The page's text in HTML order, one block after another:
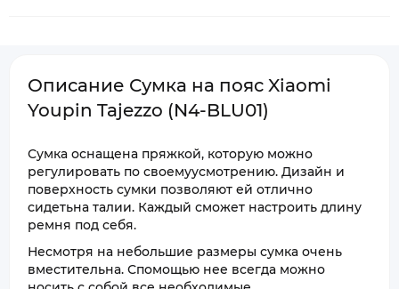
Описание Сумка на пояс Xiaomi
Youpin Tajezzo (N4-BLU01)
Сумка оснащена пряжкой, которую можно
регулировать по своемуусмотрению. Дизайн и
поверхность сумки позволяют ей отлично
сидетьна талии. Каждый сможет настроить длину
ремня под себя.
Несмотря на небольшие размеры сумка очень
вместительна. Спомощью нее всегда можно